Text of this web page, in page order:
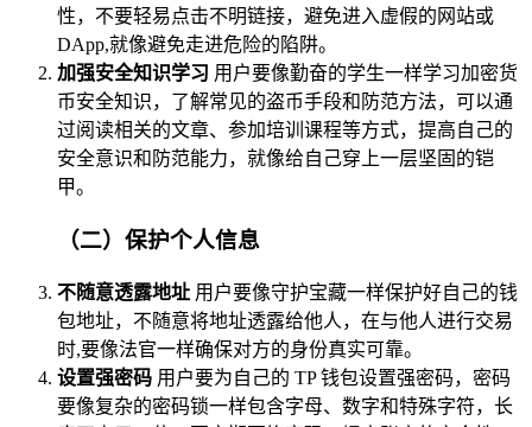
性，不要轻易点击不明链接，避免进入虚假的网站或
DApp,就像避免走进危险的陷阱。
加强安全知识学习 用户要像勤奋的学生一样学习加密货
币安全知识，了解常见的盗币手段和防范方法，可以通
过阅读相关的文章、参加培训课程等方式，提高自己的
安全意识和防范能力，就像给自己穿上一层坚固的铠
甲。
（二）保护个人信息
不随意透露地址 用户要像守护宝藏一样保护好自己的钱
包地址，不随意将地址透露给他人，在与他人进行交易
时,要像法官一样确保对方的身份真实可靠。
设置强密码 用户要为自己的 TP 钱包设置强密码，密码
要像复杂的密码锁一样包含字母、数字和特殊字符，长